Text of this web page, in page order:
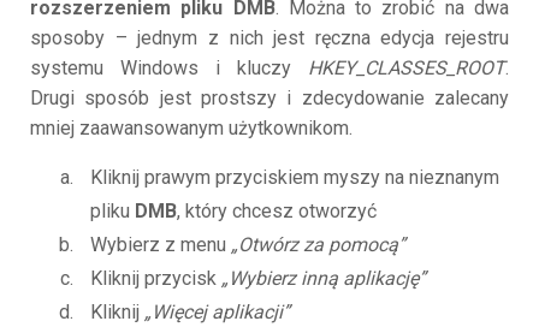
rozszerzeniem pliku DMB. Można to zrobić na dwa
sposoby – jednym z nich jest ręczna edycja rejestru
systemu Windows i kluczy HKEY_CLASSES_ROOT.
Drugi sposób jest prostszy i zdecydowanie zalecany
mniej zaawansowanym użytkownikom.
Kliknij prawym przyciskiem myszy na nieznanym
pliku DMB, który chcesz otworzyć
Wybierz z menu „Otwórz za pomocą”
Kliknij przycisk „Wybierz inną aplikację”
Kliknij „Więcej aplikacji”